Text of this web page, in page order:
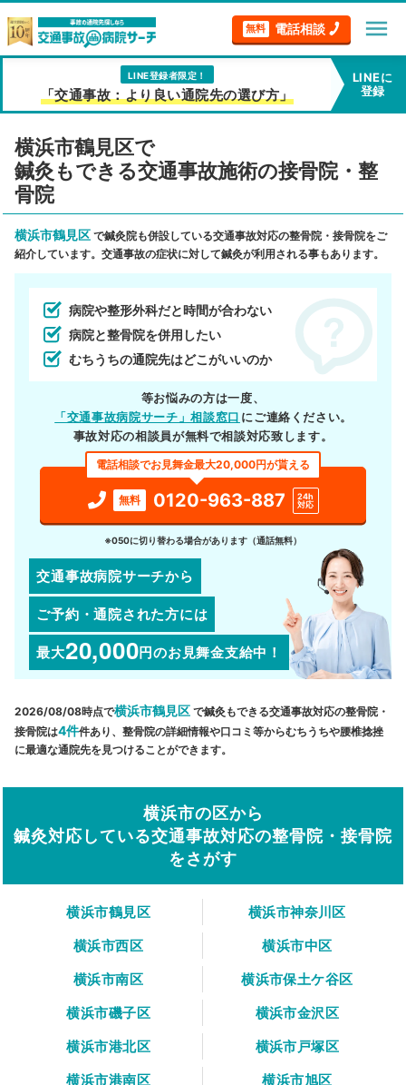
無料 電話相談 menu
LINE登録者限定！
「交通事故：より良い通院先の選び方」
LINEに
登録
横浜市鶴見区で
鍼灸もできる交通事故施術の接骨院・整
骨院
横浜市鶴見区 で鍼灸院も併設している交通事故対応の整骨院・接骨院をご
紹介しています。交通事故の症状に対して鍼灸が利用される事もあります。
病院や整形外科だと時間が合わない
病院と整骨院を併用したい
むちうちの通院先はどこがいいのか
等お悩みの方は一度、
「交通事故病院サーチ」相談窓口 にご連絡ください。
事故対応の相談員が無料で相談対応致します。
電話相談でお見舞金最大20,000円が貰える
無料 0120-963-887
24h
対応
※050に切り替わる場合があります（通話無料）
交通事故病院サーチから
ご予約・通院された方には
最大20,000円のお見舞金支給中！
2026/08/08時点で横浜市鶴見区 で鍼灸もできる交通事故対応の整骨院・
接骨院は4件件あり、整骨院の詳細情報や口コミ等からむちうちや腰椎捻挫
に最適な通院先を見つけることができます。
横浜市の区から
鍼灸対応している交通事故対応の整骨院・接骨院
をさがす
横浜市鶴見区
横浜市神奈川区
横浜市西区
横浜市中区
横浜市南区
横浜市保土ケ谷区
横浜市磯子区
横浜市金沢区
横浜市港北区
横浜市戸塚区
横浜市港南区
横浜市旭区